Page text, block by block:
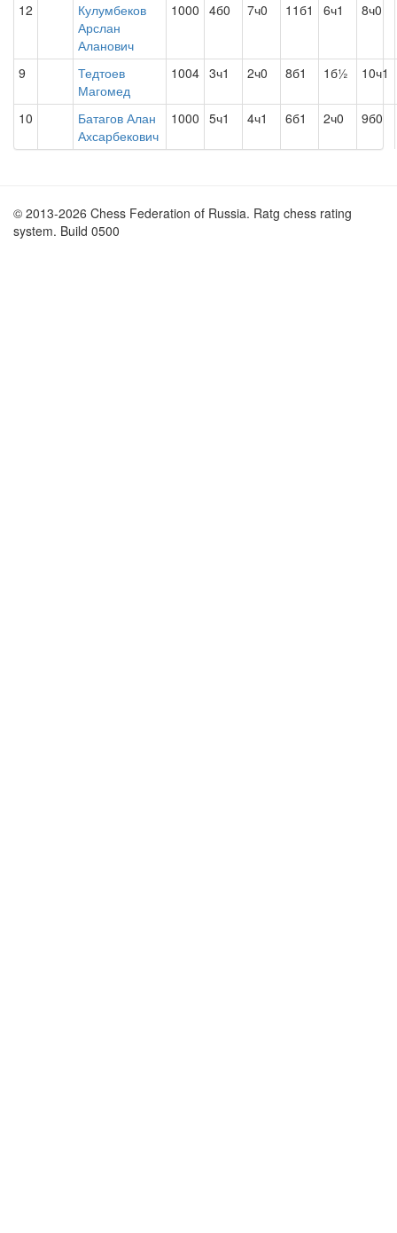
12
Кулумбеков
Арслан
Аланович
1000 4б0 7ч0 11б1 6ч1 8ч0
9
Тедтоев
Магомед
1004 3ч1 2ч0 8б1 1б½ 10ч1
10
Батагов Алан
Ахсарбекович
1000 5ч1 4ч1 6б1 2ч0 9б0
© 2013-2026 Chess Federation of Russia. Ratg chess rating
system. Build 0500